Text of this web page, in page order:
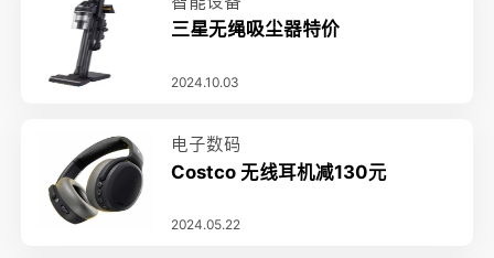
三星无绳吸尘器特价
2024.10.03
电子数码
Costco 无线耳机减130元
2024.05.22